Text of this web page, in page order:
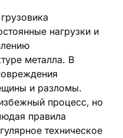
нагрузки и
металла. В
и разломы.
процесс‚ но
правила
техническое